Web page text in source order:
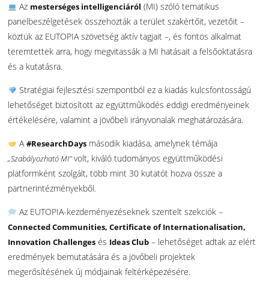
Az mesterséges intelligenciáról (MI) szóló tematikus
panelbeszélgetések összehozták a terület szakértőit, vezetőit –
köztük az EUTOPIA szövetség aktív tagjait –, és fontos alkalmat
teremtettek arra, hogy megvitassák a MI hatásait a felsőoktatásra
és a kutatásra.
Stratégiai fejlesztési szempontból ez a kiadás kulcsfontosságú
lehetőséget biztosított az együttműködés eddigi eredményeinek
értékelésére, valamint a jövőbeli irányvonalak meghatározására.
A#ResearchDaysmásodik kiadása, amelynek témája
„Szabályozható MI”volt, kiváló tudományos együttműködési
platformként szolgált, több mint 30 kutatót hozva össze a
partnerintézményekből.
Az EUTOPIA-kezdeményezéseknek szentelt szekciók –
Connected Communities, Certificate of Internationalisation,
Innovation Challenges és Ideas Club – lehetőséget adtak az elért
eredmények bemutatására és a jövőbeli projektek
megerősítésének új módjainak feltérképezésére.